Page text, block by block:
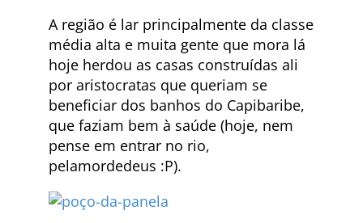
A região é lar principalmente da classe
média alta e muita gente que mora lá
hoje herdou as casas construídas ali
por aristocratas que queriam se
beneficiar dos banhos do Capibaribe,
que faziam bem à saúde (hoje, nem
pense em entrar no rio,
pelamordedeus :P).